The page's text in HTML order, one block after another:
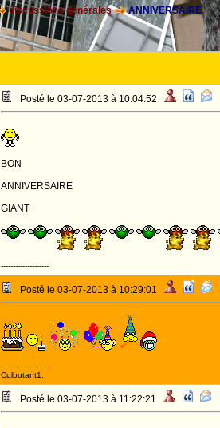
discussions générales
ANNIVERSAIRE
Posté le 03-07-2013 à 10:04:52
BON
ANNIVERSAIRE
GIANT
--------------------
Posté le 03-07-2013 à 10:29:01
--------------------
Culbutant1,
Posté le 03-07-2013 à 11:22:21